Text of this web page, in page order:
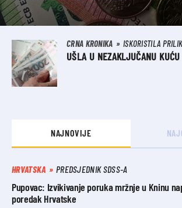
CRNA KRONIKA ISKORISTILA
UŠLA U NEZAKLJUČANU
NAJNOVIJE
HRVATSKA PREDSJEDNIK SDSS-A
Pupovac: Izvikivanje poruka mržnje u Kninu
poredak Hrvatske